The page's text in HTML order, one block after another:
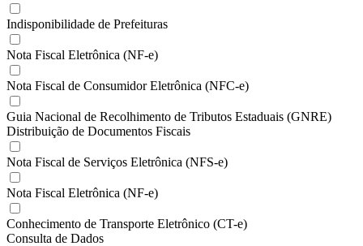
Indisponibilidade de Prefeituras
Nota Fiscal Eletrônica (NF-e)
Nota Fiscal de Consumidor Eletrônica (NFC-e)
Guia Nacional de Recolhimento de Tributos Estaduais (GNRE)
Distribuição de Documentos Fiscais
Nota Fiscal de Serviços Eletrônica (NFS-e)
Nota Fiscal Eletrônica (NF-e)
Conhecimento de Transporte Eletrônico (CT-e)
Consulta de Dados